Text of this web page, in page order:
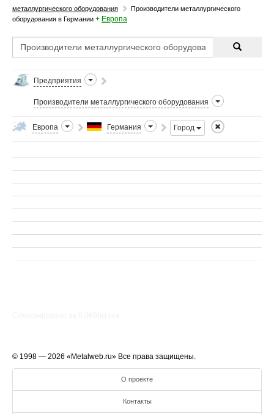
металлургического оборудования
Производители металлургического
оборудования в Германии + Европа
Предприятия
Производители металлургического оборудования
Европа Германия Город
© 1998 — 2026 «Metalweb.ru» Все права защищены.
О проекте
Контакты